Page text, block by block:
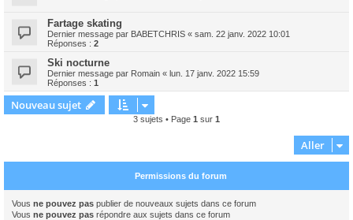
Fartage skating
Dernier message par BABETCHRIS « sam. 22 janv. 2022 10:01
Réponses : 2
Ski nocturne
Dernier message par Romain « lun. 17 janv. 2022 15:59
Réponses : 1
Nouveau sujet
3 sujets • Page 1 sur 1
Aller
Permissions du forum
Vous ne pouvez pas publier de nouveaux sujets dans ce forum
Vous ne pouvez pas répondre aux sujets dans ce forum